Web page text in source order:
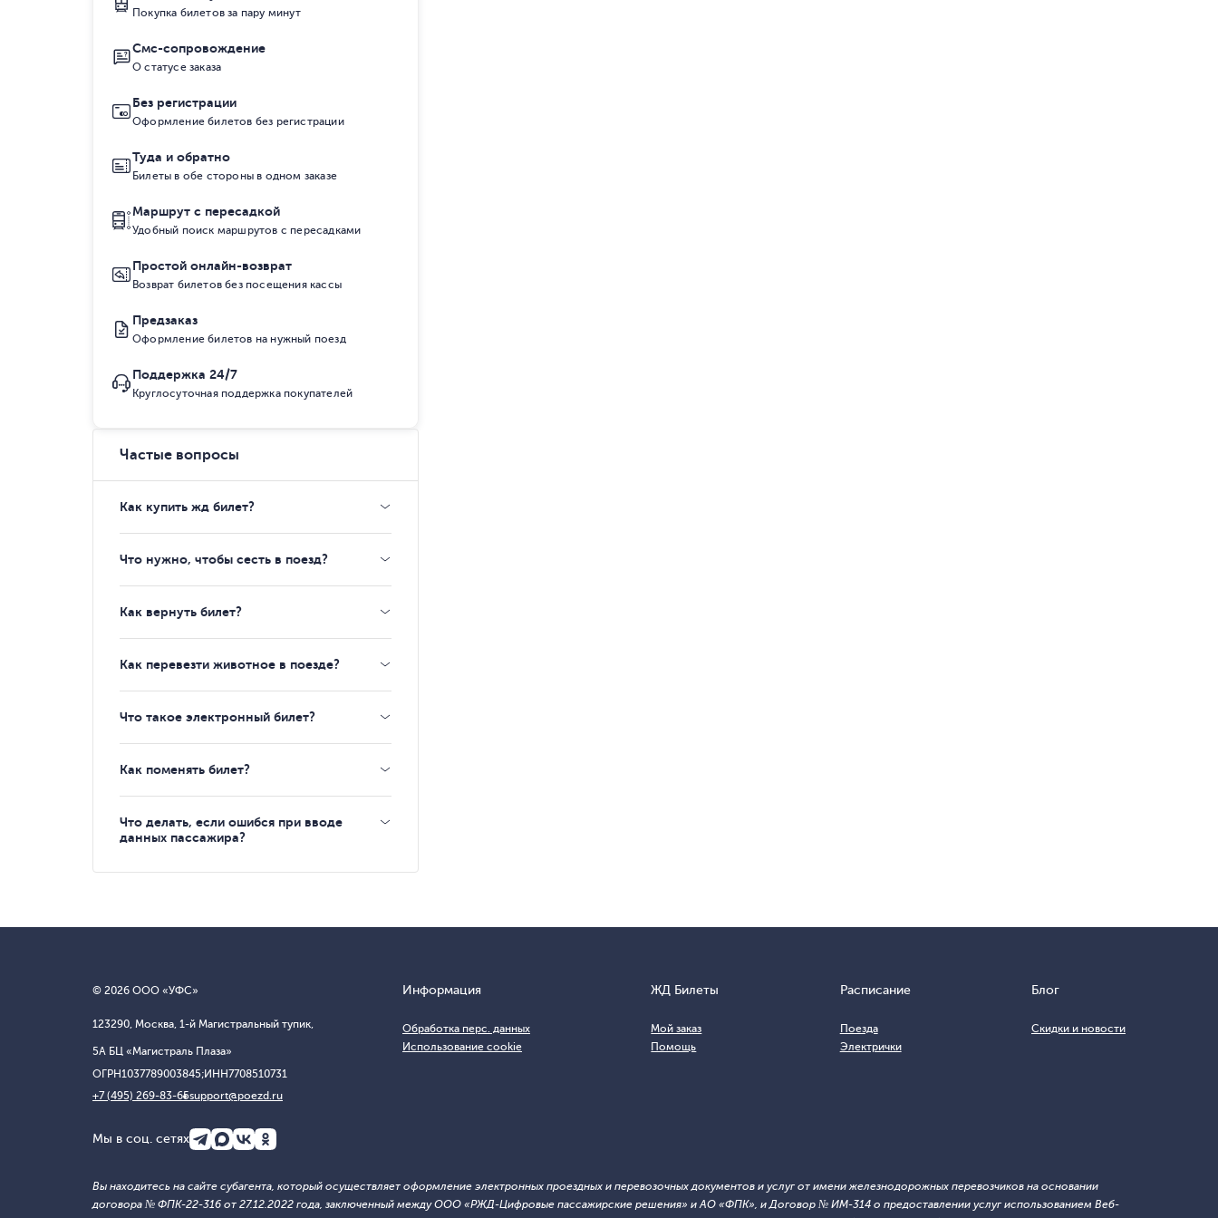
Покупка билетов за пару минут
Смс-сопровождение
О статусе заказа
Без регистрации
Оформление билетов без регистрации
Туда и обратно
Билеты в обе стороны в одном заказе
Маршрут с пересадкой
Удобный поиск маршрутов с пересадками
Простой онлайн-возврат
Возврат билетов без посещения кассы
Предзаказ
Оформление билетов на нужный поезд
Поддержка 24/7
Круглосуточная поддержка покупателей
Частые вопросы
Как купить жд билет?
Что нужно, чтобы сесть в поезд?
Как вернуть билет?
Как перевезти животное в поезде?
Что такое электронный билет?
Как поменять билет?
Что делать, если ошибся при вводе
данных пассажира?
© 2026 ООО «УФС»
123290, Москва, 1-й Магистральный тупик,
5А БЦ «Магистраль Плаза»
ОГРН1037789003845;ИНН7708510731
+7 (495) 269-83-65support@poezd.ru
Информация
Обработка перс. данных
Использование cookie
ЖД Билеты
Мой заказ
Помощь
Расписание
Поезда
Электрички
Блог
Скидки и новости
Мы в соц. сетях
Вы находитесь на сайте субагента, который осуществляет оформление электронных проездных и перевозочных документов и услуг от имени железнодорожных перевозчиков на основании
договора № ФПК-22-316 от 27.12.2022 года, заключенный между ООО «РЖД-Цифровые пассажирские решения» и АО «ФПК», и Договор № ИМ-314 о предоставлении услуг использованием Веб-